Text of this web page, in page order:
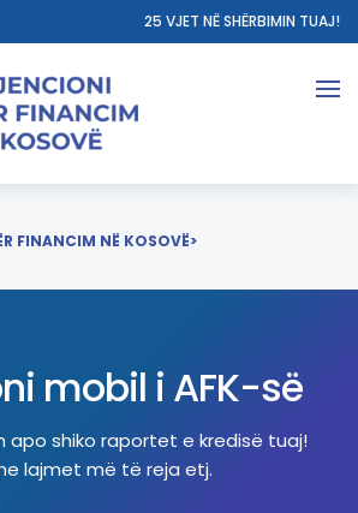
25 VJET NË SHËRBIMIN TUAJ!
FINANCIM NË KOSOVË>
mobil i AFK-së
apo shiko raportet e kredisë tuaj!
lajmet më të reja etj.